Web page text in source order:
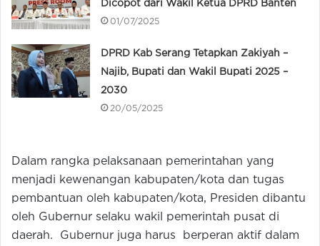
Dicopot dari Wakil Ketua DPRD Banten
01/07/2025
DPRD Kab Serang Tetapkan Zakiyah –
Najib, Bupati dan Wakil Bupati 2025 –
2030
20/05/2025
Dalam rangka pelaksanaan pemerintahan yang
menjadi kewenangan kabupaten/kota dan tugas
pembantuan oleh kabupaten/kota, Presiden dibantu
oleh Gubernur selaku wakil pemerintah pusat di
daerah. Gubernur juga harus berperan aktif dalam